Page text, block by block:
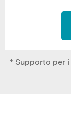
* Supporto per